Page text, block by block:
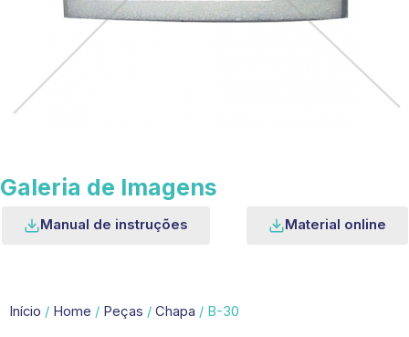
Galeria de Imagens
Manual de instruções Material online
Início / Home / Peças / Chapa / B-30